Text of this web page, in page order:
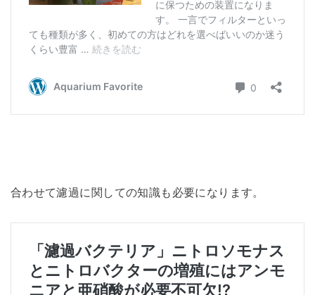
合わせて濾過に関しての知識も必要になります。